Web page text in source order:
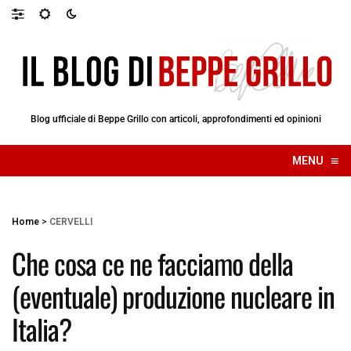
Blog ufficiale di Beppe Grillo con articoli, approfondimenti ed opinioni
MENU ≡
☰
Home > CERVELLI
Che cosa ce ne facciamo della
(eventuale) produzione nucleare in
Italia?